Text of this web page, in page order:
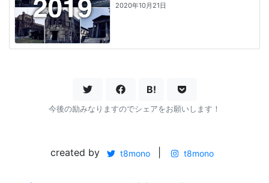
2020年10月21日
B!
今後の励みなりますのでシェアをお願いします！
created by t8mono t8mono